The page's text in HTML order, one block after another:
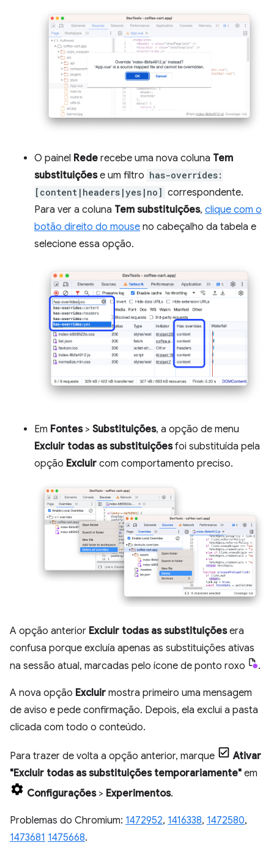
O painel Rede recebe uma nova coluna Tem
substituiçõese um filtro has-overrides:
[content|headers|yes|no] correspondente.
Para ver a coluna Tem substituições, clique com o
botão direito do mouse no cabeçalho da tabela e
selecione essa opção.
Em Fontes> Substituições, a opção de menu
Excluir todas as substituiçõesfoi substituída pela
opção Excluir com comportamento preciso.
A opção anterior Excluir todas as substituiçõesera
confusa porque excluía apenas as substituições ativas
na sessão atual, marcadas pelo ícone de ponto roxo
.
A nova opção Excluir mostra primeiro uma mensagem
de aviso e pede confirmação. Depois, ela exclui a pasta
clicada com todo o conteúdo.
Para trazer de volta a opção anterior, marque
Ativar
"Excluir todas as substituições temporariamente" em
Configurações> Experimentos.
Problemas do Chromium: 1472952, 1416338, 1472580,
1473681 1475668.